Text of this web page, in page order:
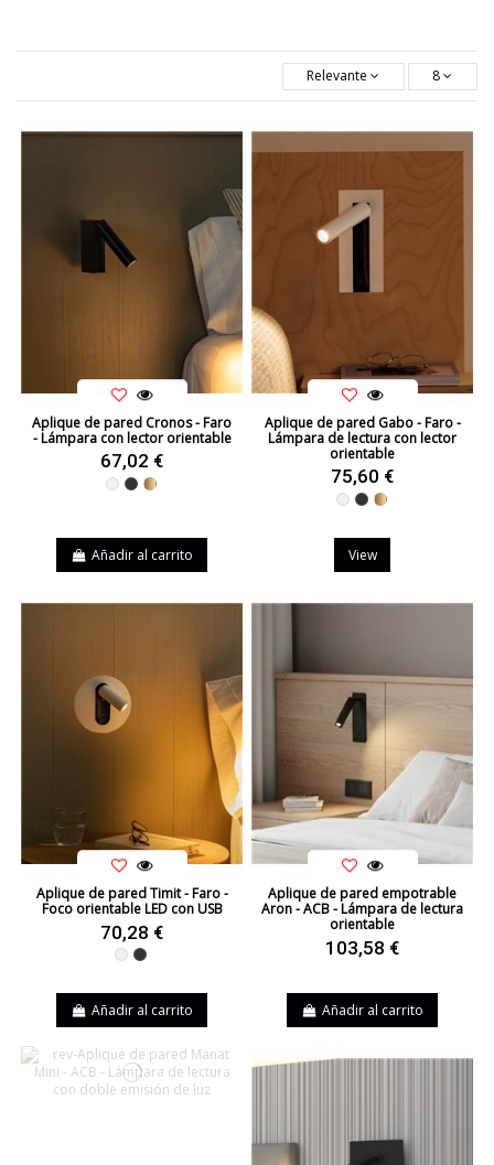
Relevante 8
Aplique de pared Cronos - Faro
- Lámpara con lector orientable
67,02 €
Blanco
NegroBronce
Añadir al carrito
Aplique de pared Gabo - Faro -
Lámpara de lectura con lector
orientable
75,60 €
Blanco
NegroBronce
View
Aplique de pared Timit - Faro -
Foco orientable LED con USB
70,28 €
BlancoNegro
Añadir al carrito
Aplique de pared empotrable
Aron - ACB - Lámpara de lectura
orientable
103,58 €
Añadir al carrito